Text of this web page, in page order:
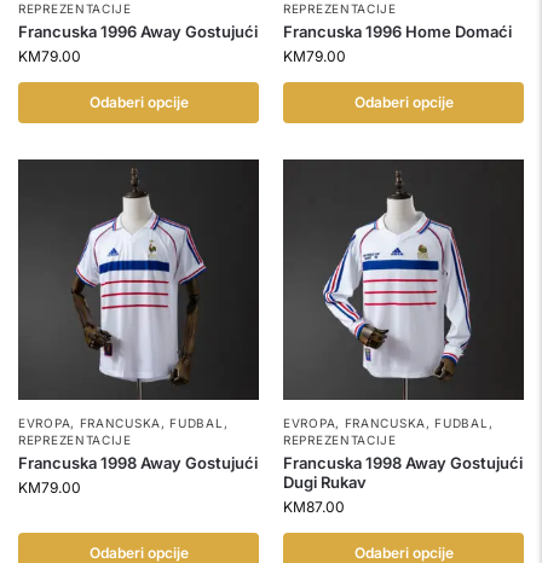
REPREZENTACIJE
Francuska 1996 Away Gostujući
KM79.00
Odaberi opcije
REPREZENTACIJE
Francuska 1996 Home Domaći
KM79.00
Odaberi opcije
EVROPA, FRANCUSKA ,FUDBAL ,
REPREZENTACIJE
Francuska 1998 Away Gostujući
KM79.00
Odaberi opcije
EVROPA, FRANCUSKA ,FUDBAL ,
REPREZENTACIJE
Francuska 1998 Away Gostujući
Dugi Rukav
KM87.00
Odaberi opcije